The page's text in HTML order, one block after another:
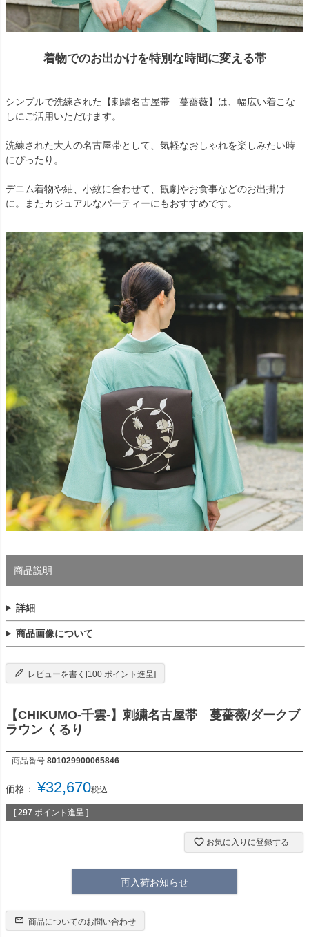
着物でのお出かけを特別な時間に変える帯
シンプルで洗練された【刺繍名古屋帯 蔓薔薇】は、幅広い着こな
しにご活用いただけます。
洗練された大人の名古屋帯として、気軽なおしゃれを楽しみたい時
にぴったり。
デニム着物や紬、小紋に合わせて、観劇やお食事などのお出掛け
に。またカジュアルなパーティーにもおすすめです。
商品説明
詳細
商品画像について
レビューを書く[100 ポイント進呈]
【CHIKUMO-千雲-】刺繍名古屋帯 蔓薔薇/ダークブ
ラウン くるり
商品番号 801029900065846
価格： ¥32,670税込
[ 297 ポイント進呈 ]
お気に入りに登録する
再入荷お知らせ
商品についてのお問い合わせ